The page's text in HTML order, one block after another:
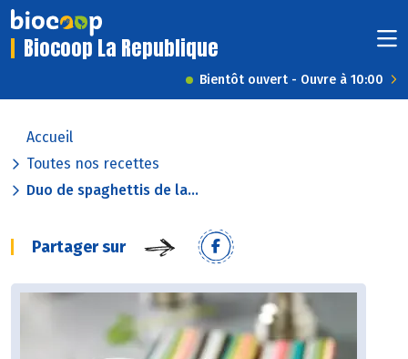
Biocoop La Republique
Bientôt ouvert - Ouvre à 10:00
Accueil
Toutes nos recettes
Duo de spaghettis de la...
Partager sur